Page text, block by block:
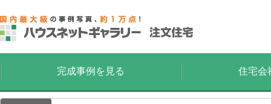
完成事例を見る 住宅会